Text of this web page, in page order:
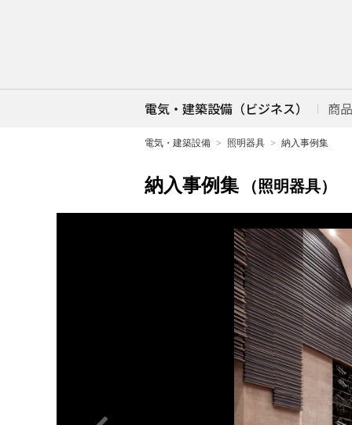
電気・建築設備（ビジネス） 商
電気・建築設備 照明器具 納入事例集
納入事例集 （照明器具）